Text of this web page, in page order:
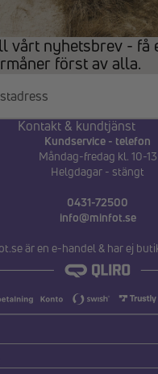
vårt nyhetsbrev - få
först av alla.
Kontakt & kundtjänst
Kundservice - telefon
Måndag-fredag kl. 10-13
Helgdagar - stängt
0431-72500
info@minfot.se
är en e-handel & har ej